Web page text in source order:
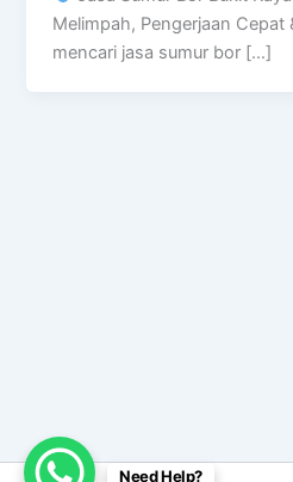
Melimpah, Pengerjaan Cepat
mencari jasa sumur bor […]
Need Help?